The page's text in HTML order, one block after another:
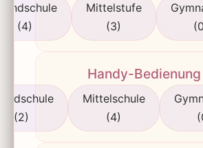
(4)
Mittelstufe
(3)
Handy-Bedienung
(2)
Mittelschule
(4)